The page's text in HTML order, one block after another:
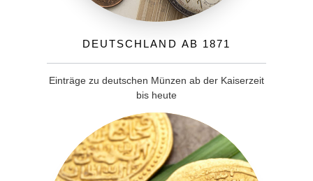
Deutschland ab 1871
Einträge zu deutschen Münzen ab der Kaiserzeit
bis heute